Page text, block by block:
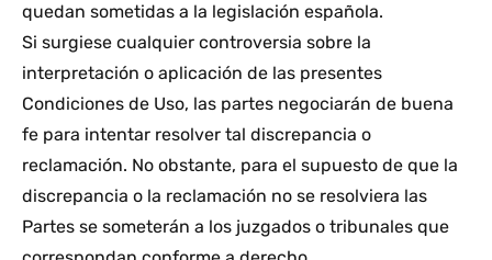
quedan sometidas a la legislación española.
Si surgiese cualquier controversia sobre la
interpretación o aplicación de las presentes
Condiciones de Uso, las partes negociarán de buena
fe para intentar resolver tal discrepancia o
reclamación. No obstante, para el supuesto de que la
discrepancia o la reclamación no se resolviera las
Partes se someterán a los juzgados o tribunales que